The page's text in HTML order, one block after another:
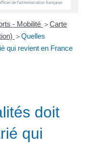
- Mobilité > Carte
> Quelles
qui revient en France
doit
qui